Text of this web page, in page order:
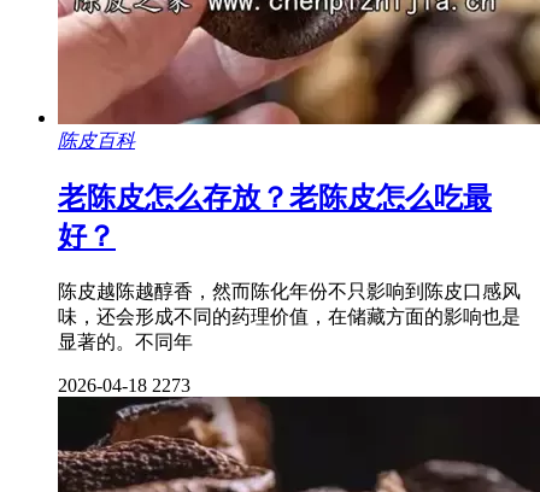
陈皮百科
老陈皮怎么存放？老陈皮怎么吃最
好？
陈皮越陈越醇香，然而陈化年份不只影响到陈皮口感风
味，还会形成不同的药理价值，在储藏方面的影响也是
显著的。不同年
2026-04-18 2273